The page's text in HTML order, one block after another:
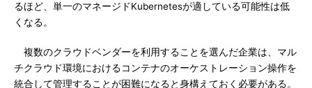
るほど、単一のマネージドKubernetesが適している可能性は低
くなる。
複数のクラウドベンダーを利用することを選んだ企業は、マル
チクラウド環境におけるコンテナのオーケストレーション操作を
統合して管理することが困難になると身構えておく必要がある。